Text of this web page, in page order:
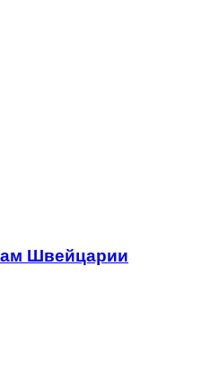
Швейцарии